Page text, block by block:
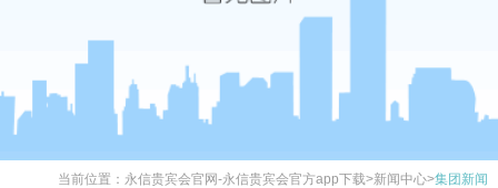
当前位置： 永信贵宾会官网-永信贵宾会官方app下载>新闻中心>集团新闻